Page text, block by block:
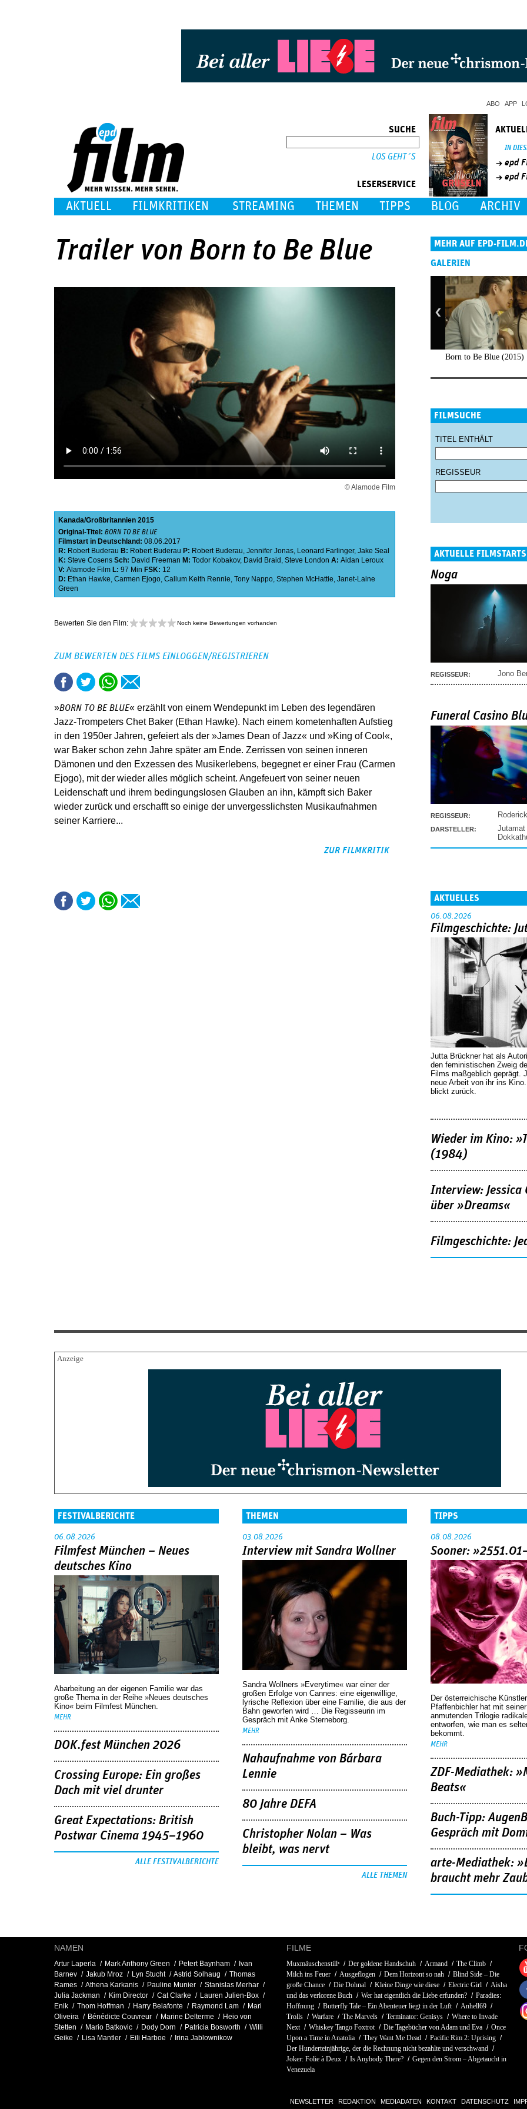
ABO APP
SUCHE
LESERSERVICE
IN
epd
epd
AKTUELL FILMKRITIKEN STREAMING THEMEN TIPPS BLOG ARCHIV
Trailer von Born to Be Blue
© Alamode Film
Kanada Großbritannien 2015
Original-Titel: BORN TO BE BLUE
Filmstart in Deutschland: 08.06.2017
R: Robert Buderau B: Robert Buderau P: Robert Buderau, Jennifer Jonas, Leonard Farlinger, Jake Seal
K: Steve Cosens Sch: David Freeman M: Todor Kobakov, David Braid , Steve London A: Aidan Leroux
V: Alamode Film L: 97 Min FSK: 12
D: Ethan Hawke, Carmen Ejogo, Callum Keith Rennie, Tony Nappo, Stephen McHattie, Janet-Laine
Green
Bewerten Sie den Film: Noch keine Bewertungen vorhanden
ZUM BEWERTEN DES FILMS EINLOGGEN/REGISTRIEREN
»BORN TO BE BLUE« erzählt von einem Wendepunkt im Leben des legendären
Jazz-Trompeters Chet Baker (Ethan Hawke). Nach einem kometenhaften Aufstieg
in den 1950er Jahren, gefeiert als der »James Dean of Jazz« und »King of Cool«,
war Baker schon zehn Jahre später am Ende. Zerrissen von seinen inneren
Dämonen und den Exzessen des Musikerlebens, begegnet er einer Frau (Carmen
Ejogo), mit der wieder alles möglich scheint. Angefeuert von seiner neuen
Leidenschaft und ihrem bedingungslosen Glauben an ihn, kämpft sich Baker
wieder zurück und erschafft so einige der unvergesslichsten Musikaufnahmen
seiner Karriere...
ZUR FILMKRITIK
MEHR AUF EPD-
GALERIEN
Born to Be Blue (2015)
FILMSUCHE
TITEL ENTHÄLT
REGISSEUR
AKTUELLE FILMSTARTS
Noga
REGISSEUR: Jono
Funeral Casino
REGISSEUR:
DARSTELLER:
Jutamat
AKTUELLES
06.08.2026
Filmgeschichte:
Jutta Brückner hat als
den feministischen Zweig
Films maßgeblich geprägt.
neue Arbeit von ihr ins
blickt zurück.
Wieder im Kino:
(1984)
Interview: Jessica
über »Dreams«
Filmgeschichte:
FESTIVALBERICHTE
06.08.2026
Filmfest München – Neues
deutsches Kino
Abarbeitung an der eigenen Familie war das
große Thema in der Reihe »Neues deutsches
Kino« beim Filmfest München.
MEHR
DOK.fest München 2026
Crossing Europe: Ein großes
Dach mit viel drunter
Great Expectations: British
Postwar Cinema 1945–1960
ALLE FESTIVALBERICHTE
THEMEN
03.08.2026
Interview mit Sandra Wollner
Sandra Wollners »Everytime« war einer der
großen Erfolge von Cannes: eine eigenwillige,
lyrische Reflexion über eine ­Familie, die aus der
Bahn geworfen wird … Die Regisseurin im
Gespräch mit Anke Sterneborg.
MEHR
Nahaufnahme von Bárbara
Lennie
80 Jahre DEFA
Christopher Nolan – Was
bleibt, was nervt
ALLE THEMEN
TIPPS
08.08.2026
Sooner:
Der österreichische
Pfaffenbichler hat mit
anmutenden Trilogie
entworfen, wie man es
bekommt.
MEHR
ZDF-Mediathek:
Beats«
Buch-Tipp:
Gespräch mit
arte-Mediathek:
braucht mehr
NAMEN
Artur Laperla Mark Anthony Green Petert Baynham
Ivan
Barnev
Jakub Mroz Lyn Stucht Astrid Solhaug
Thomas
Rames
Athena Karkanis Pauline Munier
Stanislas Merhar
Julia Jackman
Kim Director Cat Clarke
Lauren Julien-Box
Enik
Thom Hoffman Harry Belafonte Raymond Lam
Mari
Oliveira
Bénédicte Couvreur Marine Delterme
Heio von
Stetten
Mario Batkovic Dody Dorn Patricia Bosworth
Willi
Geike
Lisa Mantler Eili Harboe Irina Jablownikow
FILME
Muxmäuschenstillˣ Der goldene Handschuh Armand
The Climb
Milch ins Feuer
Ausgeflogen Dem Horizont so nah
Blind Side – Die
große Chance
Die Dohnal Kleine Dinge wie diese Electric Girl
Aisha
und das verlorene Buch
Wer hat eigentlich die Liebe erfunden?
Paradies:
Hoffnung
Butterfly Tale – Ein Abenteuer liegt in der Luft
Anhell69
Trolls
Warfare The Marvels Terminator: Genisys
Where to Invade
Next
Whiskey Tango Foxtrot Die Tagebücher von Adam und Eva
Once
Upon a Time in Anatolia
They Want Me Dead
Pacific Rim 2: Uprising
Der Hunderteinjährige, der die Rechnung nicht bezahlte und verschwand
Joker: Folie à Deux
Is Anybody There?
Gegen den Strom – Abgetaucht in
Venezuela
NEWSLETTER REDAKTION MEDIADATEN KONTAKT DATENSCHUTZ